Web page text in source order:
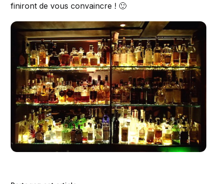
finiront de vous convaincre ! 🙂